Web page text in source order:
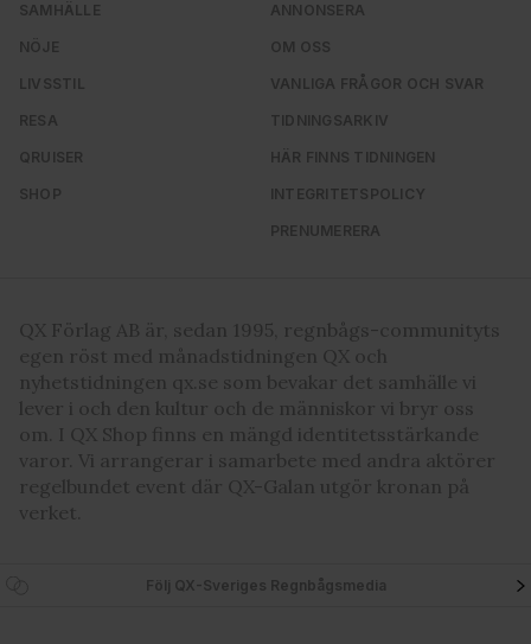
SAMHÄLLE
NÖJE
LIVSSTIL
RESA
QRUISER
SHOP
ANNONSERA
OM OSS
VANLIGA FRÅGOR OCH SVAR
TIDNINGSARKIV
HÄR FINNS TIDNINGEN
INTEGRITETSPOLICY
PRENUMERERA
QX Förlag AB är, sedan 1995, regnbågs-communityts
egen röst med månadstidningen QX och
nyhetstidningen qx.se som bevakar det samhälle vi
lever i och den kultur och de människor vi bryr oss
om. I QX Shop finns en mängd identitetsstärkande
varor. Vi arrangerar i samarbete med andra aktörer
regelbundet event där QX-Galan utgör kronan på
verket.
Följ QX-Sveriges Regnbågsmedia